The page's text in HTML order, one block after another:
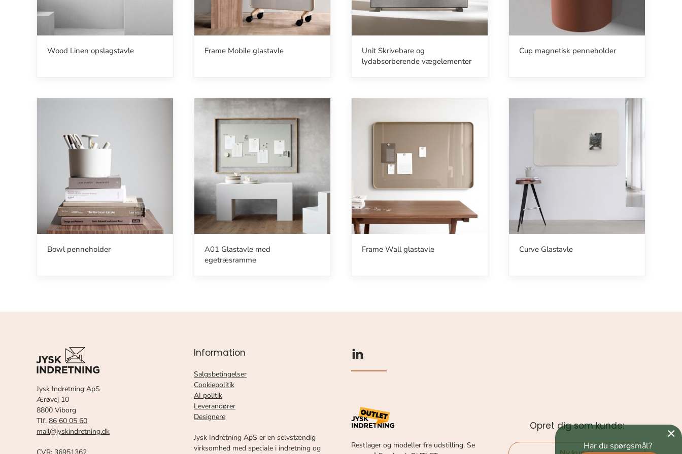
Wood Linen opslagstavle Frame Mobile glastavle
Unit Skrivebare og
lydabsorberende vægelementer
Cup magnetisk penneholder
Bowl penneholder
A01 Glastavle med
egetræsramme
Frame Wall glastavle Curve Glastavle
Jysk Indretning ApS
Ærøvej 10
8800 Viborg
Tlf. 86 60 05 60
mail@jyskindretning.dk
Information
Salgsbetingelser
Cookiepolitik
AI politik
Leverandører
Designere
Jysk Indretning ApS er en selvstændig
virksomhed med speciale i indretning og
Restlager og modeller fra udstilling. Se
Opret dig som kunde: ×
Har du spørgsmål?